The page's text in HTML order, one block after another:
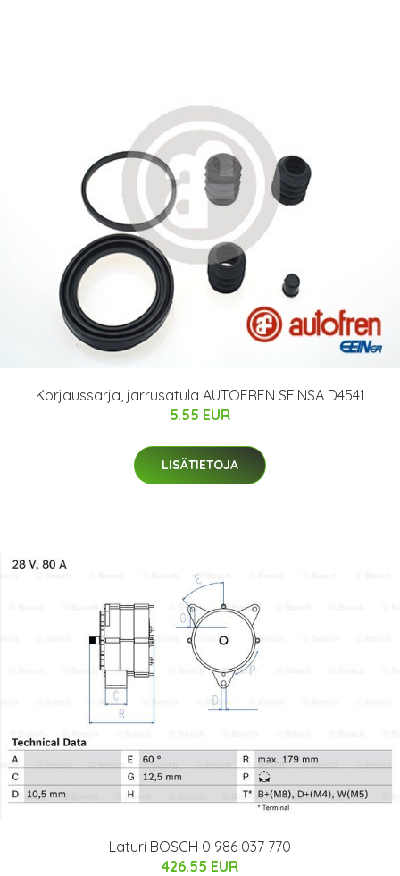
Korjaussarja, jarrusatula AUTOFREN SEINSA D4541
5.55 EUR
LISÄTIETOJA
Laturi BOSCH 0 986 037 770
426.55 EUR